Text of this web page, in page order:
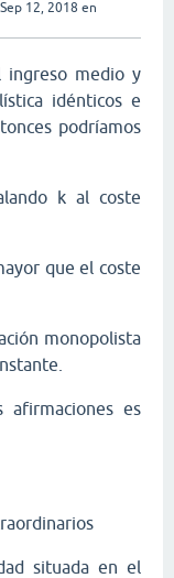
Sep 12, 2018 en
ingreso medio y
idénticos e
podríamos
k al coste
que el coste
monopolista
afirmaciones es
situada en el